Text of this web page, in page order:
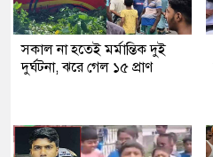
সকাল না হতেই মর্মান্তিক দুই
দুর্ঘটনা, ঝরে গেল ১৫ প্রাণ